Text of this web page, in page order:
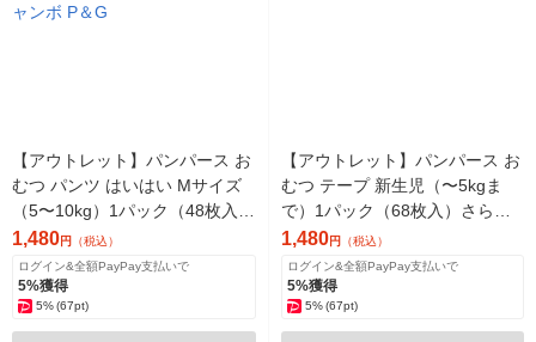
【アウトレット】パンパース お
むつ パンツ はいはい Mサイズ
（5〜10kg）1パック（48枚入）
肌へのいちばん スーパージャン
ボ P＆G
1,480円 （税込）
ログイン&全額PayPay支払いで
5%獲得
5%(67pt)
【アウトレット】パンパース お
むつ テープ 新生児（〜5kgま
で）1パック（68枚入）さらさ
らケア スーパージャンボ P＆G
1,480円 （税込）
ログイン&全額PayPay支払いで
5%獲得
5% (67pt)